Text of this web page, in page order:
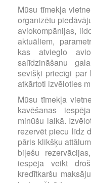
Mūsu tīmekļa
organizētu
aviokompānijas,
aktuāliem,
kas atvieglo
salīdzināšanu
sevišķi priecīgi par
atkārtoti izvēloties
Mūsu tīmekļa
kavēšanas
minūšu laikā.
rezervēt piecu līdz
pāris klikšķu
biļešu
iespēja veikt
kredītkaršu